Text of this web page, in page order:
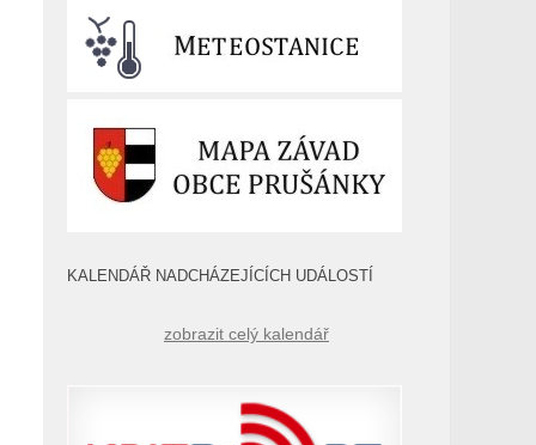
KALENDÁŘ NADCHÁZEJÍCÍCH UDÁLOSTÍ
zobrazit celý kalendář